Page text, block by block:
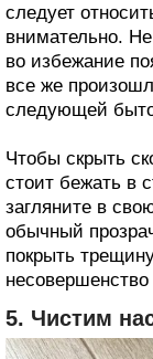
следует
внимательно.
во избежание
все же
следующей
Чтобы скрыть
стоит бежать в
загляните в
обычный
покрыть
5. Чистим